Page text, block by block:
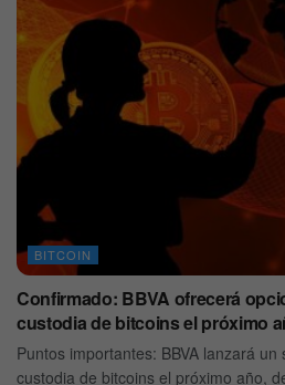
BITCOIN
Confirmado: BBVA ofrecerá
custodia de bitcoins el próximo
Puntos importantes: BBVA lanzará
custodia de bitcoins el próximo año,